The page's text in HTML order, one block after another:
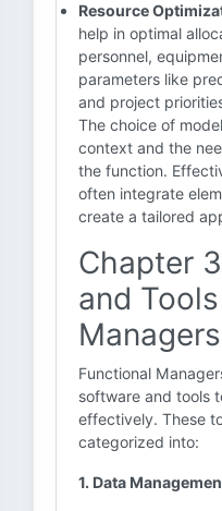
Resource
help in optimal
personnel,
parameters like
and project
The choice of
context and the
the function.
often integrate
create a tailored
Chapter
and
Functional
software and tools
effectively. These
categorized into:
1. Data